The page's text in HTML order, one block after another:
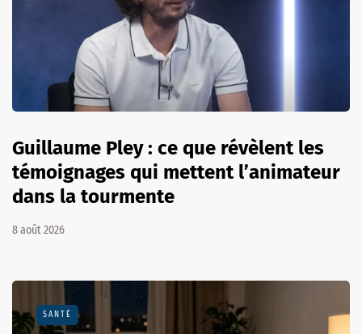
Guillaume Pley : ce que révèlent les
témoignages qui mettent l’animateur
dans la tourmente
8 août 2026
SANTÉ